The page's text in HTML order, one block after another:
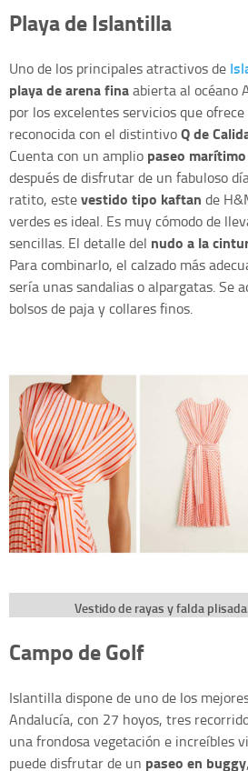
Playa de Islantilla
Uno de los principales atractivos de
playa de arena finaabierta al océano
por los excelentes servicios que
reconocida con el distintivoQ de
Cuenta con un amplio paseo marítimo
después de disfrutar de un fabuloso
ratito, estevestido tipo kaftan de
verdes es ideal. Es muy cómodo de
sencillas. El detalle del nudo a la
Para combinarlo, el calzado más
sería unas sandalias o alpargatas. Se
bolsos de paja y collares finos.
Vestido de rayas y falda
Campo de Golf
Islantilla dispone de uno de los
Andalucía, con 27 hoyos, tres
una frondosa vegetación e increíbles
puede disfrutar de un paseo en buggy